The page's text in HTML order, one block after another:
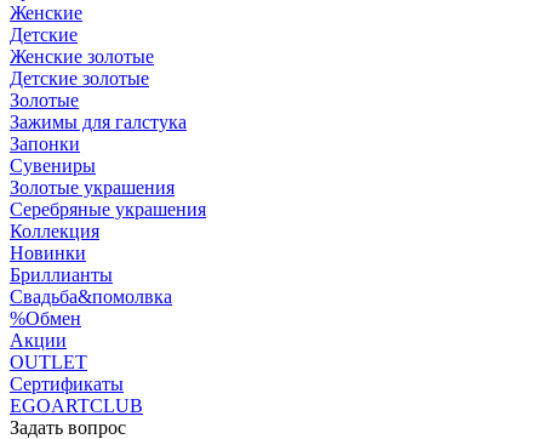
Женские
Детские
Женские золотые
Детские золотые
Золотые
Зажимы для галстука
Запонки
Сувениры
Золотые украшения
Серебряные украшения
Коллекция
Новинки
Бриллианты
Свадьба&помолвка
%Обмен
Акции
OUTLET
Сертификаты
EGOARTCLUB
Задать вопрос